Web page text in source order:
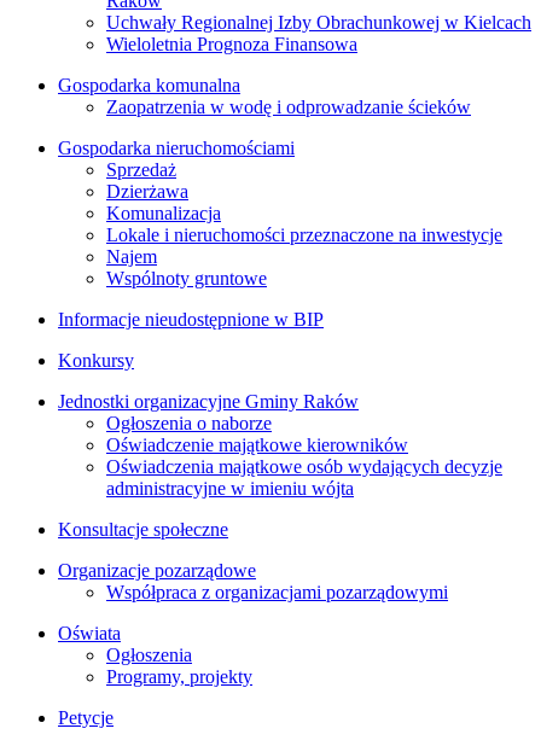
Uchwały Regionalnej Izby Obrachunkowej w Kielcach
Wieloletnia Prognoza Finansowa
Gospodarka komunalna
Zaopatrzenia w wodę i odprowadzanie ścieków
Gospodarka nieruchomościami
Sprzedaż
Dzierżawa
Komunalizacja
Lokale i nieruchomości przeznaczone na inwestycje
Najem
Wspólnoty gruntowe
Informacje nieudostępnione w BIP
Konkursy
Jednostki organizacyjne Gminy Raków
Ogłoszenia o naborze
Oświadczenie majątkowe kierowników
Oświadczenia majątkowe osób wydających decyzje
administracyjne w imieniu wójta
Konsultacje społeczne
Organizacje pozarządowe
Współpraca z organizacjami pozarządowymi
Oświata
Ogłoszenia
Programy, projekty
Petycje